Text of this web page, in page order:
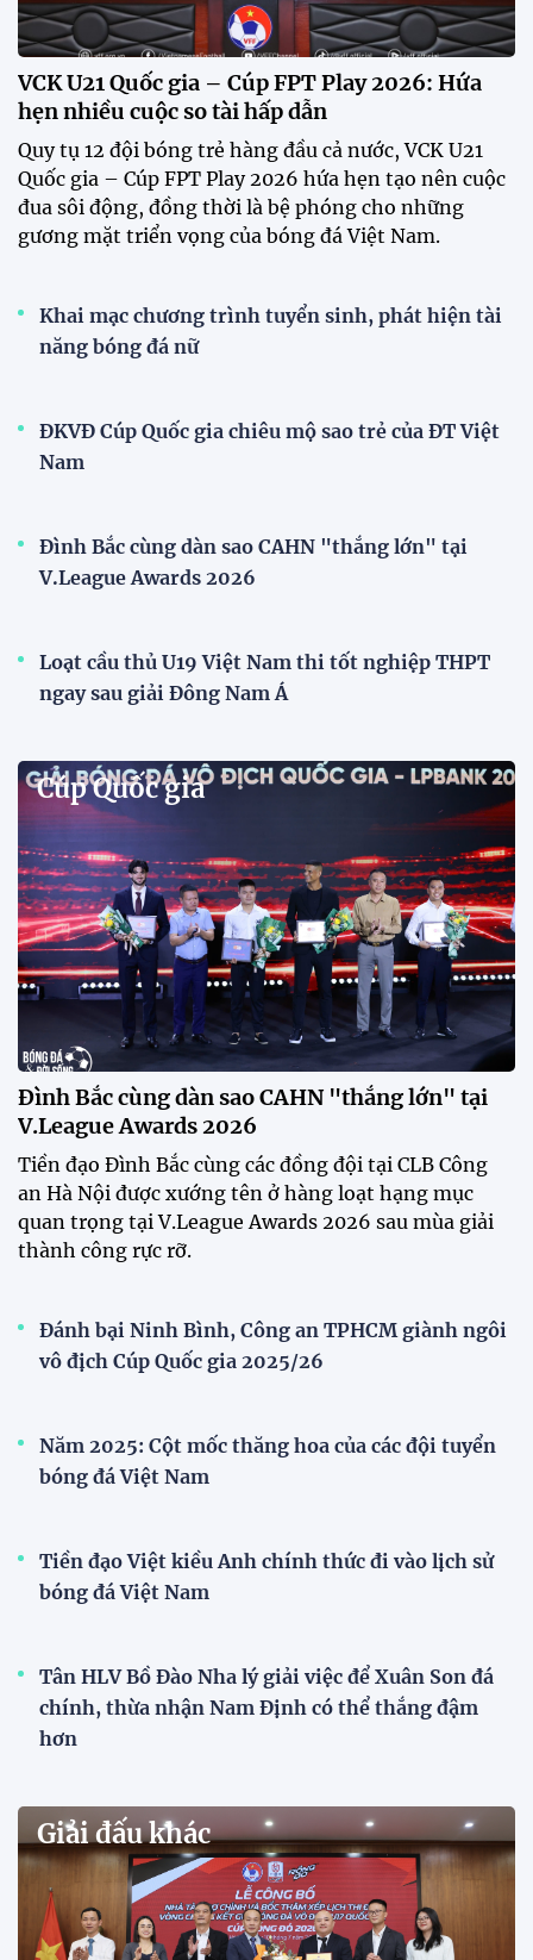
CĐV vượt gần 80 km từ 5h30 sáng để mua vé xem
tuyển Việt Nam
Tuyển Việt Nam đối đầu Malaysia ở bán kết
ASEAN Cup 2026?
Đội tuyển Việt Nam được người hâm mộ chào đón
nồng nhiệt khi trở về Hà Nội
Đội tuyển nữ Việt Nam
tập để theo dõi sao nhập tịch tuyển Việt Nam
Buổi tập của tuyển Việt Nam chiều nay (29/7) bất
ngờ thu hút sự chú ý của truyền thông Singapore
khi một phóng viên có mặt tại sân để trực tiếp theo
dõi màn thể hiện của các ngôi sao nhập tịch.
Đình Bắc cùng dàn sao CAHN "thắng lớn" tại
V.League Awards 2026
Festival bóng đá nữ trẻ 2026 lan tỏa đam mê tại
Đồng Tháp
Bóng đá Việt Nam nhận giải thưởng đặc biệt từ
AFC
Bóng đá nữ Việt Nam đón cú hích lớn trước mùa
giải 2026
Đội tuyển trẻ
VCK U21 Quốc gia – Cúp FPT Play 2026: Hứa
Quy tụ 12 đội bóng trẻ hàng đầu cả nước, VCK U21
Quốc gia – Cúp FPT Play 2026 hứa hẹn tạo nên cuộc
đua sôi động, đồng thời là bệ phóng cho những
gương mặt triển vọng của bóng đá Việt Nam.